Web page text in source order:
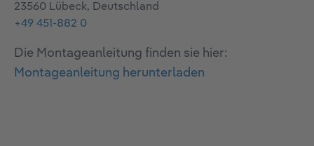
23560 Lübeck, Deutschland
+49 451-882 0
Die Montageanleitung finden sie hier:
Montageanleitung herunterladen